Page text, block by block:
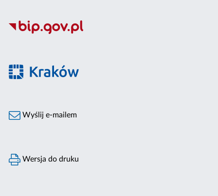
Wyślij e-mailem
Wersja do druku